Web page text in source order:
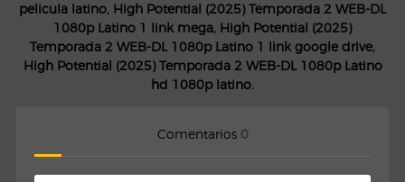
pelicula latino, High Potential (2025) Temporada 2 WEB-DL
1080p Latino 1 link mega, High Potential (2025)
Temporada 2 WEB-DL 1080p Latino 1 link google drive,
High Potential (2025) Temporada 2 WEB-DL 1080p Latino
hd 1080p latino.
Comentarios 0